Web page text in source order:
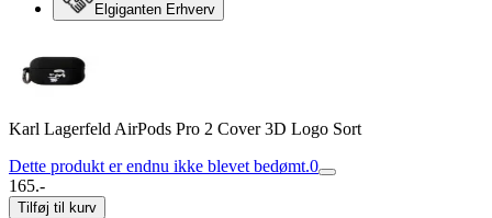
Elgiganten Erhverv
Karl Lagerfeld AirPods Pro 2 Cover 3D Logo Sort
Dette produkt er endnu ikke blevet bedømt.0
165.-
Tilføj til kurv